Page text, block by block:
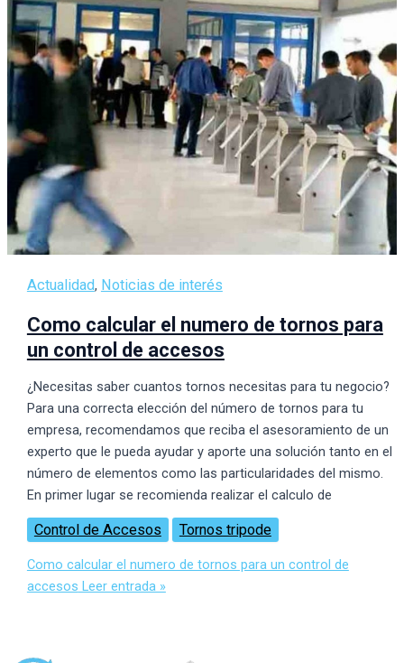
Actualidad, Noticias de interés
Como calcular el numero de tornos para
un control de accesos
¿Necesitas saber cuantos tornos necesitas para tu negocio?
Para una correcta elección del número de tornos para tu
empresa, recomendamos que reciba el asesoramiento de un
experto que le pueda ayudar y aporte una solución tanto en el
número de elementos como las particularidades del mismo.
En primer lugar se recomienda realizar el calculo de
Control de Accesos Tornos tripode
Como calcular el numero de tornos para un control de
accesos Leer entrada »